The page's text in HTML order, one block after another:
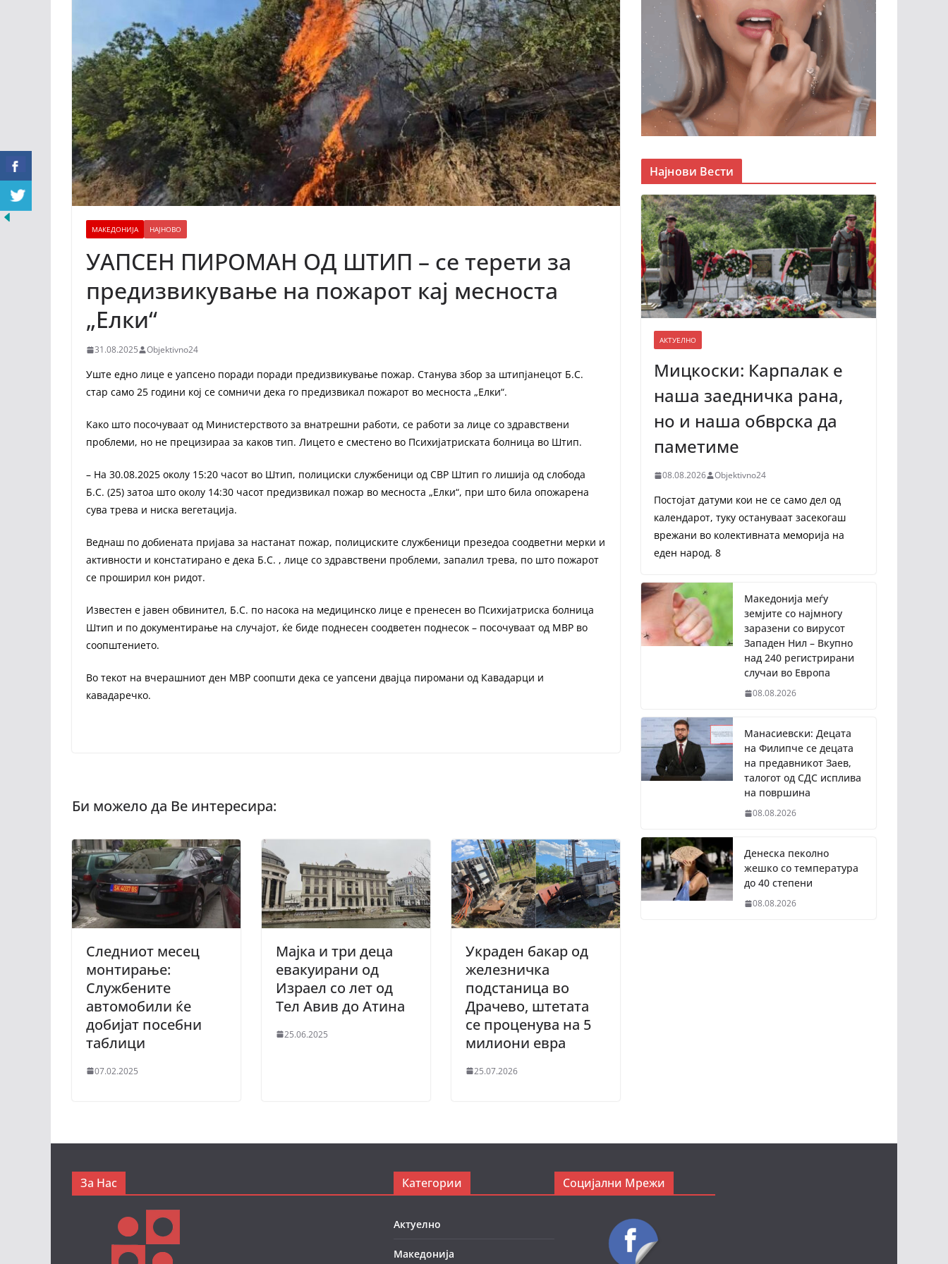
МАКЕДОНИЈА НАЈНОВО
УАПСЕН ПИРОМАН ОД ШТИП – се терети за
предизвикување на пожарот кај месноста
„Елки“
31.08.2025 Objektivno24
Уште едно лице е уапсено поради поради предизвикување пожар. Станува збор за штипјанецот Б.С.
стар само 25 години кој се сомничи дека го предизвикал пожарот во месноста „Елки“.
Како што посочуваат од Министерството за внатрешни работи, се работи за лице со здравствени
проблеми, но не прецизираа за каков тип. Лицето е сместено во Психијатриската болница во Штип.
– На 30.08.2025 околу 15:20 часот во Штип, полициски службеници од СВР Штип го лишија од слобода
Б.С. (25) затоа што околу 14:30 часот предизвикал пожар во месноста „Елки“, при што била опожарена
сува трева и ниска вегетација.
Веднаш по добиената пријава за настанат пожар, полициските службеници презедоа соодветни мерки и
активности и констатирано е дека Б.С. , лице со здравствени проблеми, запалил трева, по што пожарот
се проширил кон ридот.
Известен е јавен обвинител, Б.С. по насока на медицинско лице е пренесен во Психијатриска болница
Штип и по документирање на случајот, ќе биде поднесен соодветен поднесок – посочуваат од МВР во
соопштението.
Во текот на вчерашниот ден МВР соопшти дека се уапсени двајца пиромани од Кавадарци и
кавадаречко.
Следниот месец
монтирање:
Службените
автомобили ќе
добијат посебни
таблици
07.02.2025
Мајка и три деца
евакуирани од
Израел со лет од
Тел Авив до Атина
25.06.2025
Украден бакар од
железничка
подстаница во
Драчево, штетата
се проценува на 5
милиони евра
25.07.2026
Најнови Вести
АКТУЕЛНО
Мицкоски: Карпалак е
наша заедничка рана,
но и наша обврска да
паметиме
08.08.2026 Objektivno24
Постојат датуми кои не се само дел од
календарот, туку остануваат засекогаш
врежани во колективната меморија на
еден народ. 8
Македонија меѓу
земјите со најмногу
заразени со вирусот
Западен Нил – Вкупно
над 240 регистрирани
случаи во Европа
08.08.2026
Манасиевски: Децата
на Филипче се децата
на предавникот Заев,
талогот од СДС исплива
на површина
08.08.2026
Денеска пеколно
жешко со температура
до 40 степени
08.08.2026
За Нас Категории
Актуелно
Македонија
Социјални Мрежи